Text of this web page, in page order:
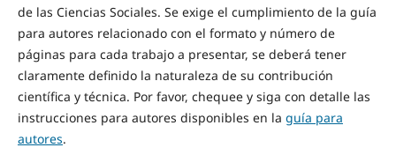
de las Ciencias Sociales. Se exige el cumplimiento de la guía
para autores relacionado con el formato y número de
páginas para cada trabajo a presentar, se deberá tener
claramente definido la naturaleza de su contribución
científica y técnica. Por favor, chequee y siga con detalle las
instrucciones para autores disponibles en la guía para
autores.